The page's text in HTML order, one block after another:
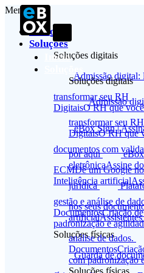
Início
Soluções digitais
Admissão
transformar seu RH
DigitaisO RH que
por aqui
eletrônicaAssine
jurídica
nos seus
artificial
análise de dados.
Documentos
com padronização
Soluções físicas
Menu
Início
Soluções
Soluções digitais
Admissão digital:
transformar seu RH
DigitaisO RH que
eBox Sign |
documentos com
ECMDê um Google
Inteligência artificial
gestão e análise de
DocumentosCriação
padronização e
Soluções físicas
Guarda de